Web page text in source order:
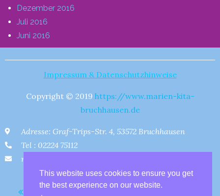
Dezember 2016
Juli 2016
Juni 2016
Impressum & Datenschutzhinweise
Copyright © 2019 https://www.marien-kita-
bruchhausen.de
Adresse: Graf-Trips-Str. 4, 53572 Bruchhausen
Tel : 02224 75112
marienkindergarten-bruchhausen@vgunkel.de
This website uses cookies to ensure you get
the best experience on our website.